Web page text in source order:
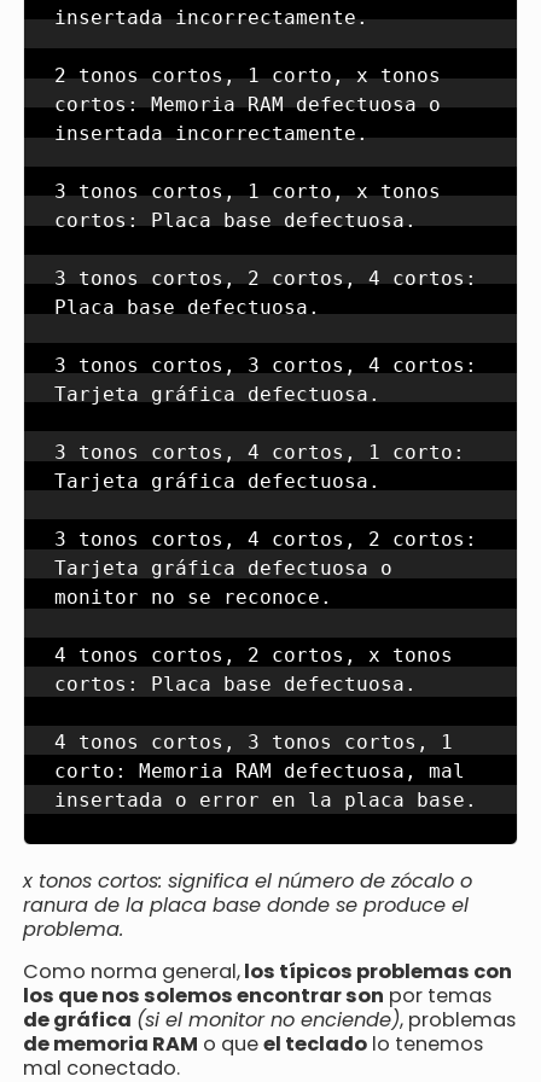
insertada incorrectamente.
2 tonos cortos, 1 corto, x tonos
cortos: Memoria RAM defectuosa o
insertada incorrectamente.
3 tonos cortos, 1 corto, x tonos
cortos: Placa base defectuosa.
3 tonos cortos, 2 cortos, 4 cortos:
Placa base defectuosa.
3 tonos cortos, 3 cortos, 4 cortos:
Tarjeta gráfica defectuosa.
3 tonos cortos, 4 cortos, 1 corto:
Tarjeta gráfica defectuosa.
3 tonos cortos, 4 cortos, 2 cortos:
Tarjeta gráfica defectuosa o
monitor no se reconoce.
4 tonos cortos, 2 cortos, x tonos
cortos: Placa base defectuosa.
4 tonos cortos, 3 tonos cortos, 1
corto: Memoria RAM defectuosa, mal
insertada o error en la placa base.
x tonos cortos: significa el número de zócalo o
ranura de la placa base donde se produce el
problema.
Como norma general,los típicos problemas con
los que nos solemos encontrar son por temas
de gráfica (si el monitor no enciende), problemas
de memoria RAM o queel teclado lo tenemos
mal conectado.